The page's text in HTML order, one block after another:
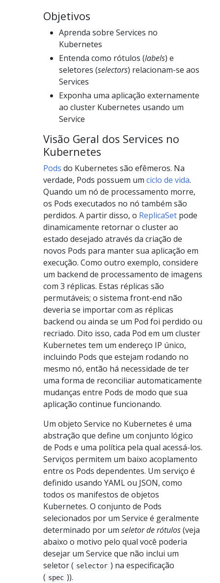
Objetivos
Aprenda sobre Services no
Kubernetes
Entenda como rótulos (labels) e
seletores (selectors) relacionam-se aos
Services
Exponha uma aplicação externamente
ao cluster Kubernetes usando um
Service
Visão Geral dos Services no
Kubernetes
Pods do Kubernetes são efêmeros. Na
verdade, Pods possuem um ciclo de vida.
Quando um nó de processamento morre,
os Pods executados no nó também são
perdidos. A partir disso, o ReplicaSet pode
dinamicamente retornar o cluster ao
estado desejado através da criação de
novos Pods para manter sua aplicação em
execução. Como outro exemplo, considere
um backend de processamento de imagens
com 3 réplicas. Estas réplicas são
permutáveis; o sistema front-end não
deveria se importar com as réplicas
backend ou ainda se um Pod foi perdido ou
recriado. Dito isso, cada Pod em um cluster
Kubernetes tem um endereço IP único,
incluindo Pods que estejam rodando no
mesmo nó, então há necessidade de ter
uma forma de reconciliar automaticamente
mudanças entre Pods de modo que sua
aplicação continue funcionando.
Um objeto Service no Kubernetes é uma
abstração que define um conjunto lógico
de Pods e uma política pela qual acessá-los.
Serviços permitem um baixo acoplamento
entre os Pods dependentes. Um serviço é
definido usando YAML ou JSON, como
todos os manifestos de objetos
Kubernetes. O conjunto de Pods
selecionados por um Service é geralmente
determinado por um seletor de rótulos(veja
abaixo o motivo pelo qual você poderia
desejar um Service que não inclui um
seletor ( selector ) na especificação
( spec )).